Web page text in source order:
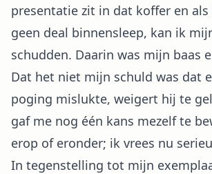
presentatie zit in dat koffer en
geen deal binnensleep, kan ik
schudden. Daarin was mijn baas
Dat het niet mijn schuld was dat
poging mislukte, weigert hij te
gaf me nog één kans mezelf te
erop of eronder; ik vrees nu
In tegenstelling tot mijn